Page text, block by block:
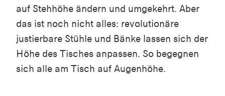
auf Stehhöhe ändern und umgekehrt. Aber
das ist noch nicht alles: revolutionäre
justierbare Stühle und Bänke lassen sich der
Höhe des Tisches anpassen. So begegnen
sich alle am Tisch auf Augenhöhe.